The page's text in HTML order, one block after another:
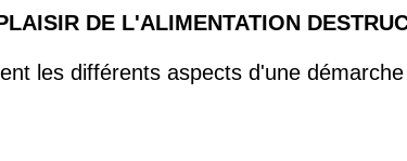
DE L'ALIMENTATION
les différents aspects d'une